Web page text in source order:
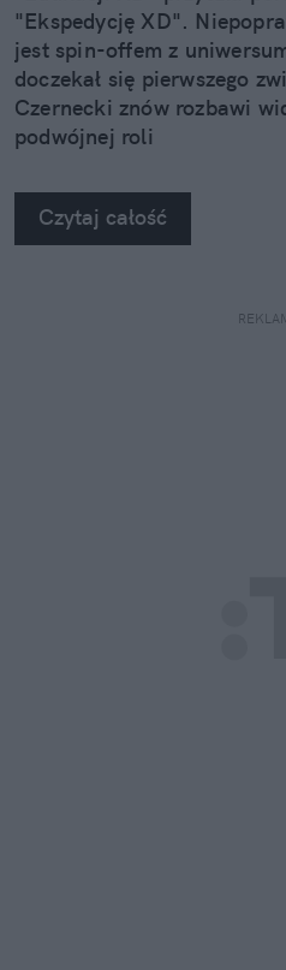
"Ekspedycję XD".
jest spin-offem z
doczekał się pierwszego
Czernecki znów rozbawi
podwójnej roli
Czytaj całość